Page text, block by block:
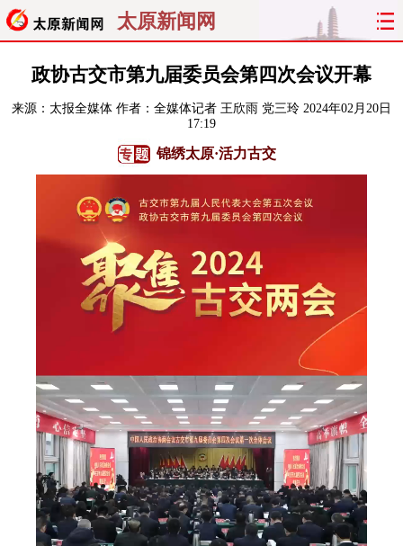
太原新闻网
首页 聚焦 太原 山西
经济 关注 文明 出行
曝光 综合
理财 政务
晋月读 最太原
太原晚报 热评
政协古交市第九届委员会第四次会议开幕
来源： 太报全媒体 作者：全媒体记者 王欣雨 党三玲 2024年02月20日
17:19
锦绣太原·活力古交